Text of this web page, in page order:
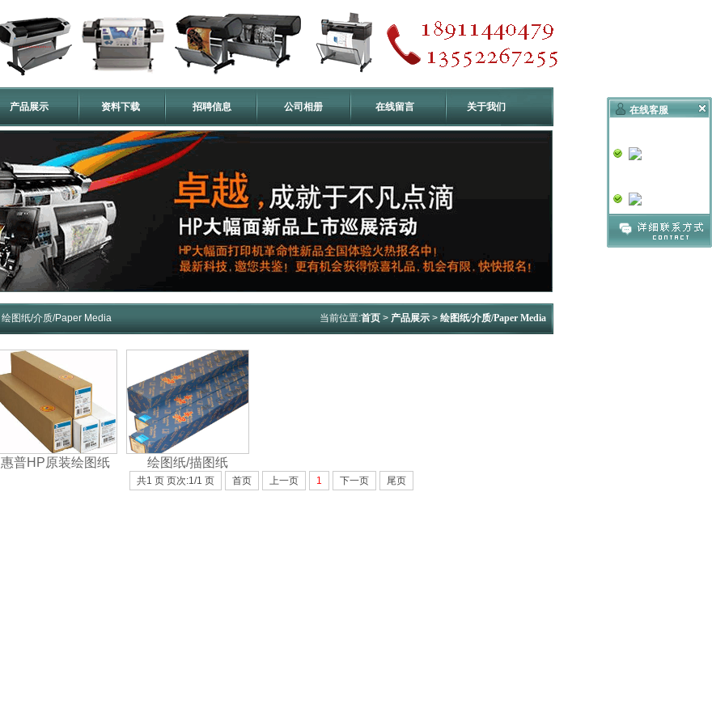
产品展示 资料下载 招聘信息 公司相册 在线留言 关于我们
当前位置:首页> 产品展示> 绘图纸/介质/Paper Media
绘图纸/介质/Paper Media
惠普HP原装绘图纸 绘图纸/描图纸
共1 页 页次:1/1 页 首页 上一页 1 下一页 尾页
在线客服